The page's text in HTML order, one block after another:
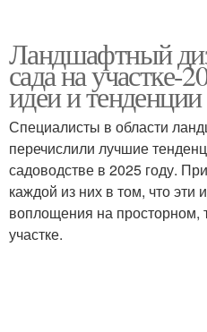
Площадки в маленьком
саду
Ландшафтный
сада на участке-
идеи и тенденции
Специалисты в области
перечислили лучшие
садоводстве в 2025 году.
каждой из них в том, что эти
воплощения на просторном,
участке.